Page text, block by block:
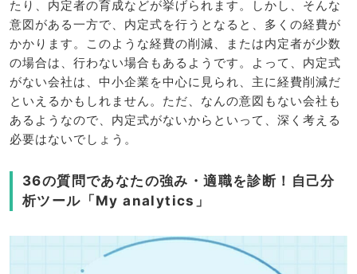
たり、内定者の育成などが挙げられます。しかし、そんな
意図がある一方で、内定式を行うとなると、多くの経費が
かかります。このような経費の削減、または内定者が少数
の場合は、行わない場合もあるようです。よって、内定式
がない会社は、中小企業を中心に見られ、主に経費削減だ
といえるかもしれません。ただ、なんの意図もない会社も
あるようなので、内定式がないからといって、深く考える
必要はないでしょう。
36の質問であなたの強み・適職を診断！自己分
析ツール「My analytics」